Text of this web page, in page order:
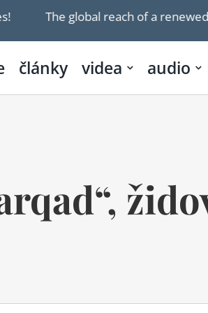
reach of a renewed war in Gaza
články videa audio